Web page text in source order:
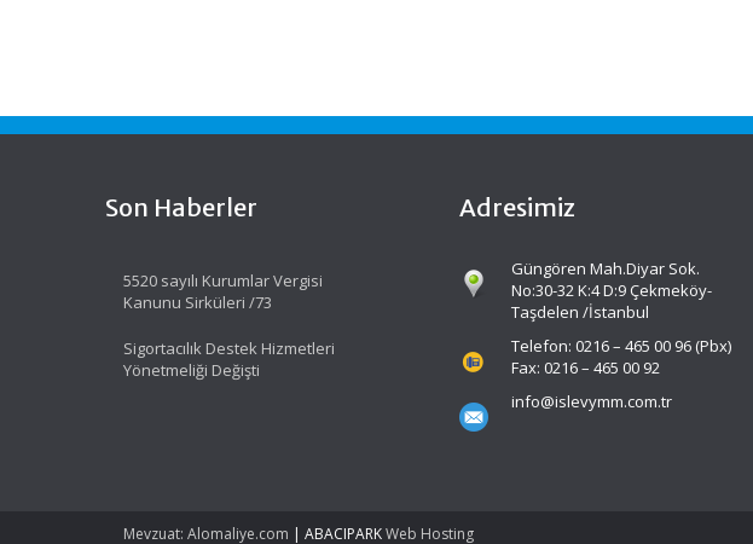
Son Haberler
5520 sayılı Kurumlar Vergisi
Kanunu Sirküleri /73
Sigortacılık Destek Hizmetleri
Yönetmeliği Değişti
Adresimiz
Güngören Mah.Diyar Sok.
No:30-32 K:4 D:9 Çekmeköy-
Taşdelen /İstanbul
Telefon: 0216 – 465 00 96 (Pbx)
Fax: 0216 – 465 00 92
info@islevymm.com.tr
Mevzuat: Alomaliye.com | ABACIPARKWeb Hosting